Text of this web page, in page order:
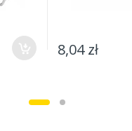
8,04 zł